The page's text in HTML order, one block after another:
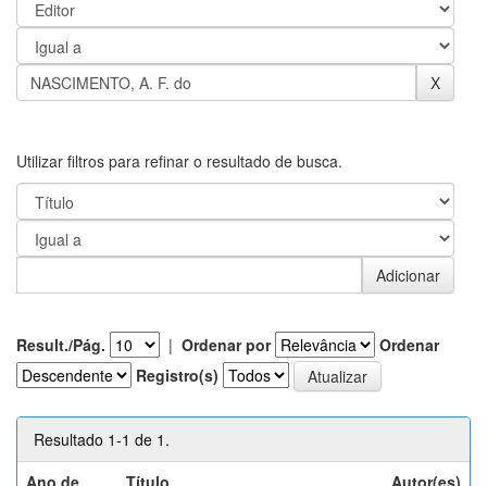
Utilizar filtros para refinar o resultado de busca.
Result./Pág. | Ordenar por
Ordenar
Registro(s)
Resultado 1-1 de 1.
Ano de
Título Autor(es)